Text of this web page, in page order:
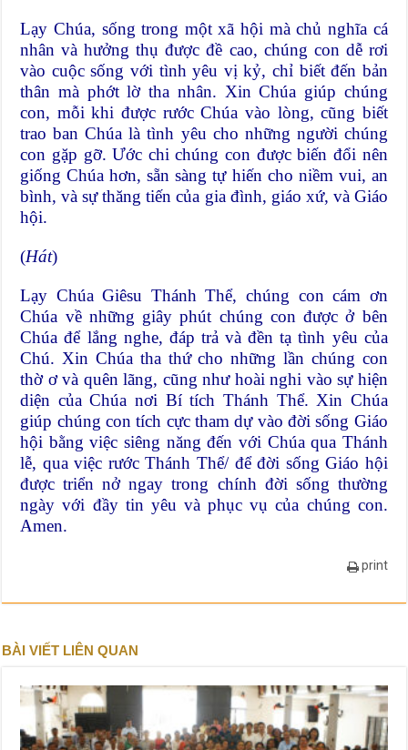
Lạy Chúa, sống trong một xã hội mà chủ nghĩa cá
nhân và hưởng thụ được đề cao, chúng con dễ rơi
vào cuộc sống với tình yêu vị kỷ, chỉ biết đến bản
thân mà phớt lờ tha nhân. Xin Chúa giúp chúng
con, mỗi khi được rước Chúa vào lòng, cũng biết
trao ban Chúa là tình yêu cho những người chúng
con gặp gỡ. Ước chi chúng con được biến đổi nên
giống Chúa hơn, sẵn sàng tự hiến cho niềm vui, an
bình, và sự thăng tiến của gia đình, giáo xứ, và Giáo
hội.
(Hát)
Lạy Chúa Giêsu Thánh Thể, chúng con cám ơn
Chúa về những giây phút chúng con được ở bên
Chúa để lắng nghe, đáp trả và đền tạ tình yêu của
Chú. Xin Chúa tha thứ cho những lần chúng con
thờ ơ và quên lãng, cũng như hoài nghi vào sự hiện
diện của Chúa nơi Bí tích Thánh Thể. Xin Chúa
giúp chúng con tích cực tham dự vào đời sống Giáo
hội bằng việc siêng năng đến với Chúa qua Thánh
lễ, qua việc rước Thánh Thể/ để đời sống Giáo hội
được triển nở ngay trong chính đời sống thường
ngày với đầy tin yêu và phục vụ của chúng con.
Amen.
print
BÀI VIẾT LIÊN QUAN